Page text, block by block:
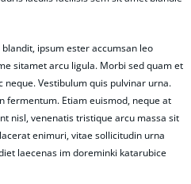
ipsum ester accumsan leo
sitamet arcu ligula. Morbi sed quam et
Vestibulum quis pulvinar urna.
fermentum. Etiam euismod, neque at
nisl, venenatis tristique arcu massa sit
enimuri, vitae sollicitudin urna
laecenas im doreminki katarubice